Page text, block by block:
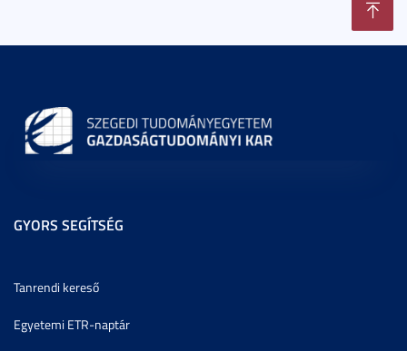
GYORS SEGÍTSÉG
Tanrendi kereső
Egyetemi ETR-naptár